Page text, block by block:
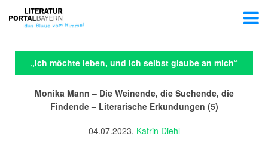
„Ich möchte leben, und ich selbst glaube an mich“
Monika Mann – Die Weinende, die Suchende, die
Findende – Literarische Erkundungen (5)
04.07.2023, Katrin Diehl